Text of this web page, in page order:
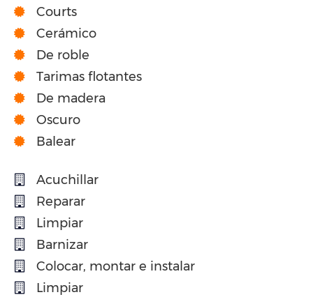
Courts
Cerámico
De roble
Tarimas flotantes
De madera
Oscuro
Balear
Acuchillar
Reparar
Limpiar
Barnizar
Colocar, montar e instalar
Limpiar